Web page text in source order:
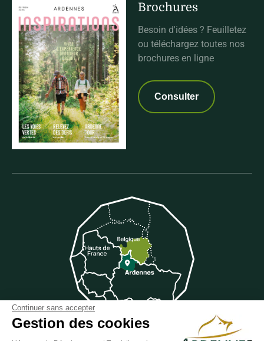
Brochures
Besoin d'idées ? Feuilletez
ou téléchargez toutes nos
brochures en ligne
Consulter
Continuer sans accepter
Gestion des cookies